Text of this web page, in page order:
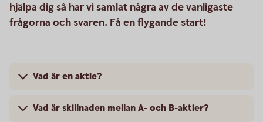
hjälpa dig så har vi samlat några av de vanligaste
frågorna och svaren. Få en flygande start!
Vad är en aktie?
Vad är skillnaden mellan A- och B-aktier?